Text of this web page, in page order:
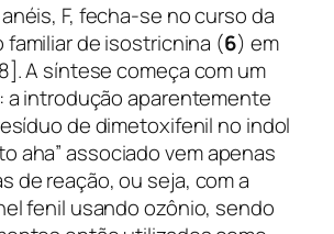
F, fecha-se no curso da
familiar de isostricnina (6) em
A síntese começa com um
a introdução aparentemente
de dimetoxifenil no indol
aha” associado vem apenas
de reação, ou seja, com a
fenil usando ozônio, sendo